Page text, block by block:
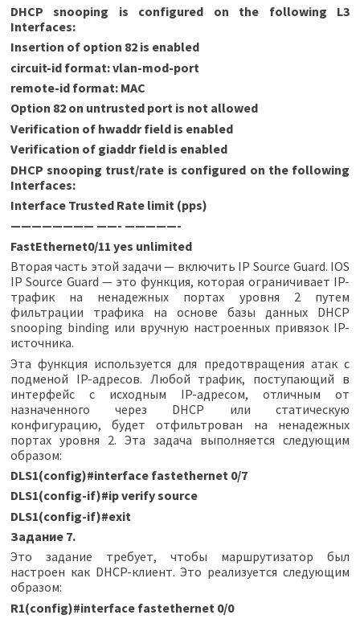
DHCP snooping is configured on the following L3
Interfaces:
Insertion of option 82 is enabled
circuit-id format: vlan-mod-port
remote-id format: MAC
Option 82 on untrusted port is not allowed
Verification of hwaddr field is enabled
Verification of giaddr field is enabled
DHCP snooping trust/rate is configured on the following
Interfaces:
Interface Trusted Rate limit (pps)
———————— ——- —————-
FastEthernet0/11 yes unlimited
Вторая часть этой задачи — включить IP Source Guard. IOS
IP Source Guard — это функция, которая ограничивает IP-
трафик на ненадежных портах уровня 2 путем
фильтрации трафика на основе базы данных DHCP
snooping binding или вручную настроенных привязок IP-
источника.
Эта функция используется для предотвращения атак с
подменой IP-адресов. Любой трафик, поступающий в
интерфейс с исходным IP-адресом, отличным от
назначенного через DHCP или статическую
конфигурацию, будет отфильтрован на ненадежных
портах уровня 2. Эта задача выполняется следующим
образом:
DLS1(config)#interface fastethernet 0/7
DLS1(config-if)#ip verify source
DLS1(config-if)#exit
Задание 7.
Это задание требует, чтобы маршрутизатор был
настроен как DHCP-клиент. Это реализуется следующим
образом:
R1(config)#interface fastethernet 0/0